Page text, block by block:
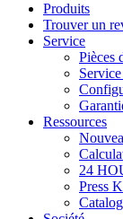
Produits
Trouver un
Service
Pièces
Ressources
24
Press